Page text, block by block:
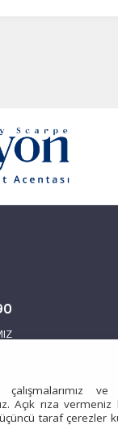
ve
Açık rıza vermeniz
taraf çerezler
NO:2-4/5